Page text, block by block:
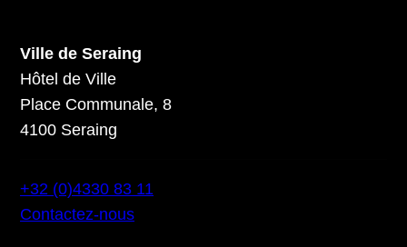
Ville de Seraing
Hôtel de Ville
Place Communale, 8
4100 Seraing
+32 (0)4330 83 11
Contactez-nous